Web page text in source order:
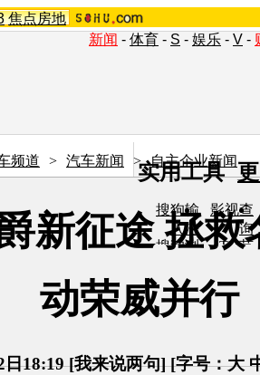
焦点房地
新闻 - 体育 - S - 娱乐 - V -
实用工具
搜狗输
入法
影视查
询
搜狗浏
TV节
乐盒
频道 > 汽车新闻 > 自主企业新闻
新征途 拯救
动荣威并行
日18:19 [我来说两句] [字号：大